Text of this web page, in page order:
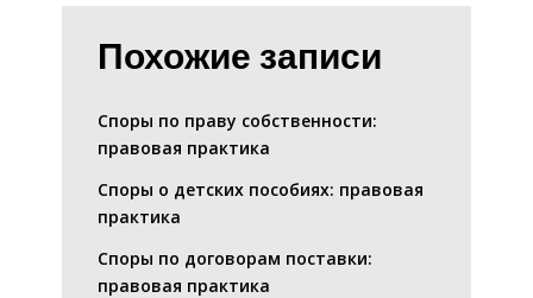
Похожие записи
Споры по праву собственности:
правовая практика
Споры о детских пособиях: правовая
практика
Споры по договорам поставки:
правовая практика